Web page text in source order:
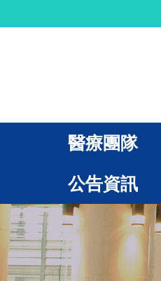
醫療團隊
公告資訊